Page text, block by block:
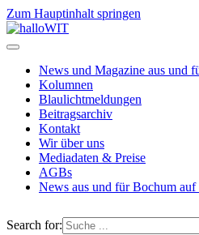
Zum Hauptinhalt springen
News und Magazine aus und
Kolumnen
Blaulichtmeldungen
Beitragsarchiv
Kontakt
Wir über uns
Mediadaten & Preise
AGBs
News aus und für Bochum auf
Search for: